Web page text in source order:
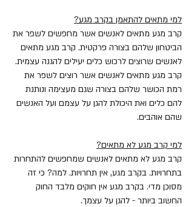
למי מתאים להתאמן בקרב מגע?
קרב מגע מתאים לאנשים אשר מחפשים לשפר את
הביטחון שלהם בצורה פרקטית. קרב מגע מתאים
לאנשים שרוצים לרכוש כלים יעילים להגנה עצמית.
קרב מגע מתאים לאנשים אשר רוצים לשפר את
רמת הכושר שלהם בצורה שגם מעצימה ונותנת
להם כלים ואת היכולת להגן על עצמם ועל האנשים
שהם אוהבים.
למי קרב מגע לא מתאים?
קרב מגע לא מתאים לאנשים שמחפשים להתחרות
בתחרויות. בקרב מגע, אין תחרויות. למה? כי זה
מסוכן מדי. בקרב מגע אין חוקים מלבד החוק
החשוב ביותר - להגן על עצמך.